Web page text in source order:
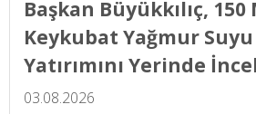
Başkan Büyükkılıç,
Keykubat Yağmur
Yatırımını Yerinde
03.08.2026